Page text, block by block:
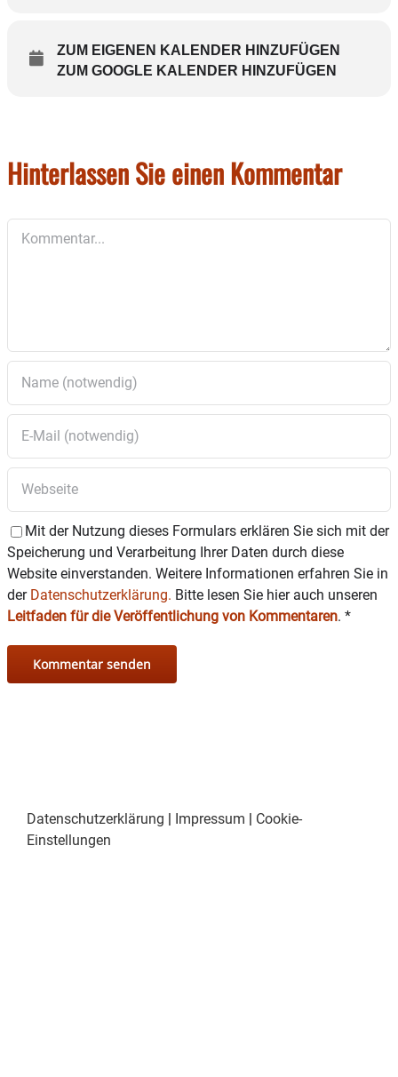
83512 Wasserburg
Telefon: 08071 105-22
ZUM EIGENEN KALENDER HINZUFÜGEN
ZUM GOOGLE KALENDER HINZUFÜGEN
Hinterlassen Sie einen Kommentar
Mit der Nutzung dieses Formulars erklären Sie sich mit der
Speicherung und Verarbeitung Ihrer Daten durch diese
Website einverstanden. Weitere Informationen erfahren Sie in
der Datenschutzerklärung. Bitte lesen Sie hier auch unseren
Leitfaden für die Veröffentlichung von Kommentaren. *
Datenschutzerklärung | Impressum | Cookie-
Einstellungen